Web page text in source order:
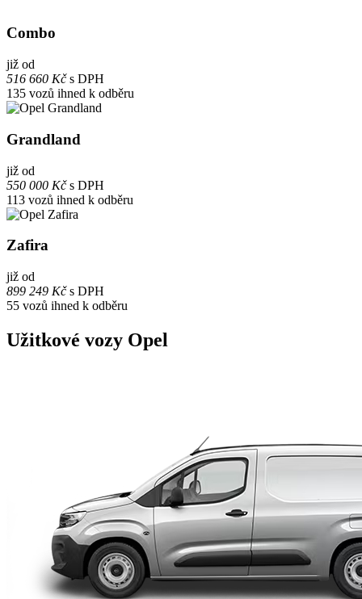
Combo
již od
516 660 Kčs DPH
135 vozů ihned k odběru
Grandland
již od
550 000 Kčs DPH
113 vozů ihned k odběru
Zafira
již od
899 249 Kčs DPH
55 vozů ihned k odběru
Užitkové vozy Opel